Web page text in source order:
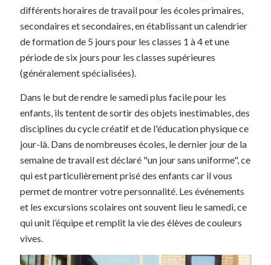
différents horaires de travail pour les écoles primaires,
secondaires et secondaires, en établissant un calendrier
de formation de 5 jours pour les classes 1 à 4 et une
période de six jours pour les classes supérieures
(généralement spécialisées).
Dans le but de rendre le samedi plus facile pour les
enfants, ils tentent de sortir des objets inestimables, des
disciplines du cycle créatif et de l'éducation physique ce
jour-là. Dans de nombreuses écoles, le dernier jour de la
semaine de travail est déclaré "un jour sans uniforme", ce
qui est particulièrement prisé des enfants car il vous
permet de montrer votre personnalité. Les événements
et les excursions scolaires ont souvent lieu le samedi, ce
qui unit l’équipe et remplit la vie des élèves de couleurs
vives.